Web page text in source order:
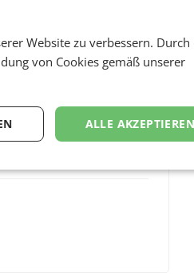
ankommt“, sagt
Website zu verbessern. Durch
von Cookies gemäß unserer
ALLE AKZEPTIEREN